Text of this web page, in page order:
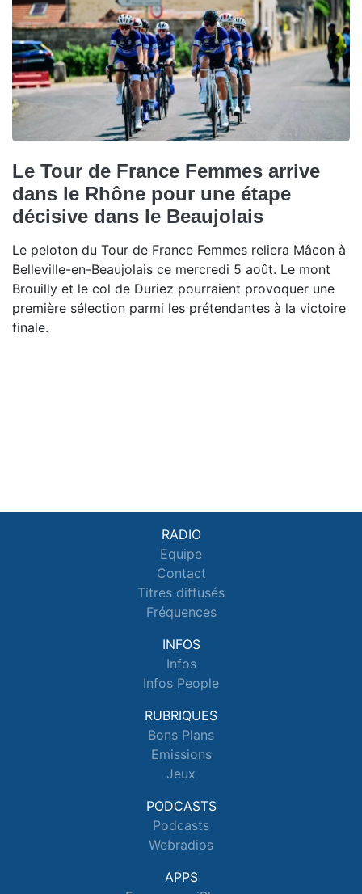
Le Tour de France Femmes arrive
dans le Rhône pour une étape
décisive dans le Beaujolais
Le peloton du Tour de France Femmes reliera Mâcon à
Belleville-en-Beaujolais ce mercredi 5 août. Le mont
Brouilly et le col de Duriez pourraient provoquer une
première sélection parmi les prétendantes à la victoire
finale.
RADIO
Equipe
Contact
Titres diffusés
Fréquences
INFOS
Infos
Infos People
RUBRIQUES
Bons Plans
Emissions
Jeux
PODCASTS
Podcasts
Webradios
APPS